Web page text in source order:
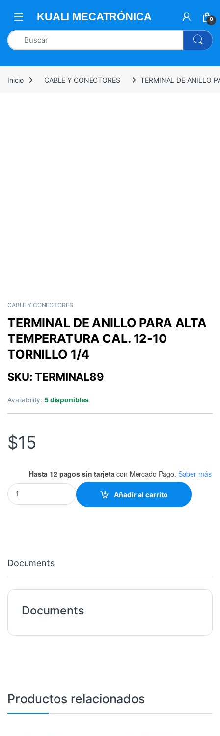
0
Inicio CABLE Y CONECTORES TERMINAL DE ANILLO
CABLE Y CONECTORES
TERMINAL DE ANILLO PARA ALTA
TEMPERATURA CAL. 12-10
TORNILLO 1/4
SKU: TERMINAL89
Availability: 5 disponibles
$15
Hasta 12 pagos sin tarjeta con Mercado Pago. Saber más
TERMINAL DE ANILLO PARA ALTA TEMPERATURA CAL. 12-10
Añadir al carrito
Documents
Documents
Productos relacionados